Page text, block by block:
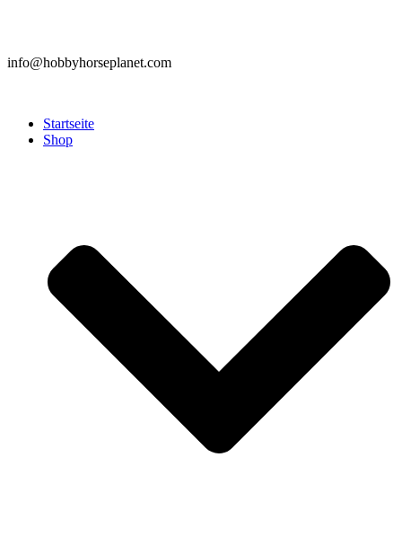
info@hobbyhorseplanet.com
Startseite
Shop